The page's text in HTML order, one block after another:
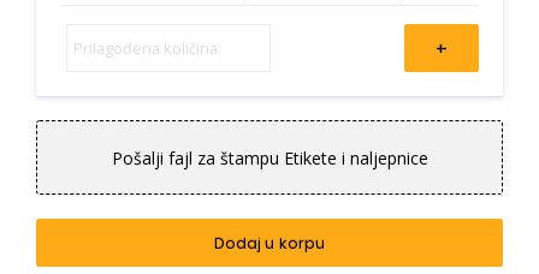
+
Pošalji fajl za štampu Etikete i naljepnice
Dodaj u korpu